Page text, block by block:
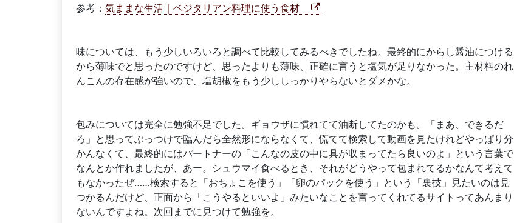
参考： 気ままな生活｜ベジタリアン料理に使う食材
味については、もう少しいろいろと調べて比較してみるべきでしたね。最終的にからし醤油につける
から薄味でと思ったのですけど、思ったよりも薄味、正確に言うと塩気が足りなかった。主材料のれ
んこんの存在感が強いので、塩胡椒をもう少ししっかりやらないとダメかな。
包みについては完全に勉強不足でした。ギョウザに慣れてて油断してたのかも。「まあ、できるだ
ろ」と思ってぶっつけで臨んだら全然形にならなくて、慌てて検索して動画を見たけれどやっぱり分
かんなくて、最終的にはパートナーの「こんなの皮の中に具が収まってたら良いのよ」という言葉で
なんとか作れましたが、あー。シュウマイ食べるとき、それがどうやって包まれてるかなんて考えて
もなかったぜ……検索すると「おちょこを使う」「卵のパックを使う」という「裏技」見たいのは見
つかるんだけど、正面から「こうやるといいよ」みたいなことを言ってくれてるサイトってあんまり
ないんですよね。次回までに見つけて勉強を。